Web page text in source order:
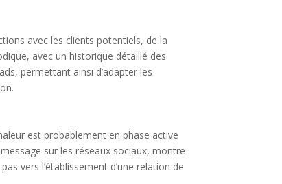
avec les clients potentiels, de la
avec un historique détaillé des
permettant ainsi d’adapter les
est probablement en phase active
sur les réseaux sociaux, montre
vers l’établissement d’une relation de